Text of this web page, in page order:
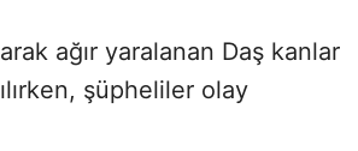
ağır yaralanan Daş kanlar
şüpheliler olay